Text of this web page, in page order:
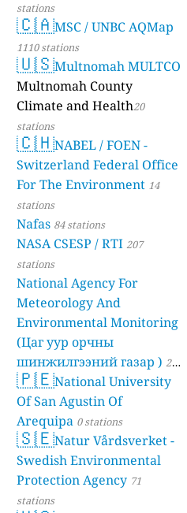
stations
🇨🇦MSC / UNBC AQMap
1110 stations
🇺🇸Multnomah MULTCO
Multnomah County
Climate and Health20
stations
🇨🇭NABEL / FOEN -
Switzerland Federal Office
For The Environment 14
stations
Nafas 84 stations
NASA CSESP / RTI 207
stations
National Agency For
Meteorology And
Environmental Monitoring
(Цаг уур орчны
шинжилгээний газар ) 21
stations
🇵🇪National University
Of San Agustin Of
Arequipa 0 stations
🇸🇪Natur Vårdsverket -
Swedish Environmental
Protection Agency 71
stations